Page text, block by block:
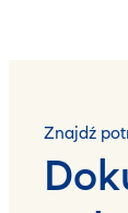
Znajdź